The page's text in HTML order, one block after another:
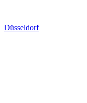
Düsseldorf